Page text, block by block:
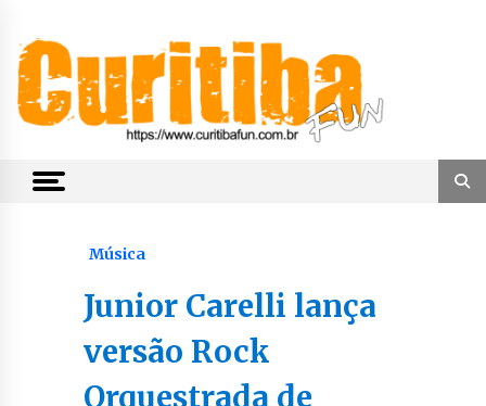
content
CuritibaFun
Música
Junior Carelli lança
versão Rock
Orquestrada de